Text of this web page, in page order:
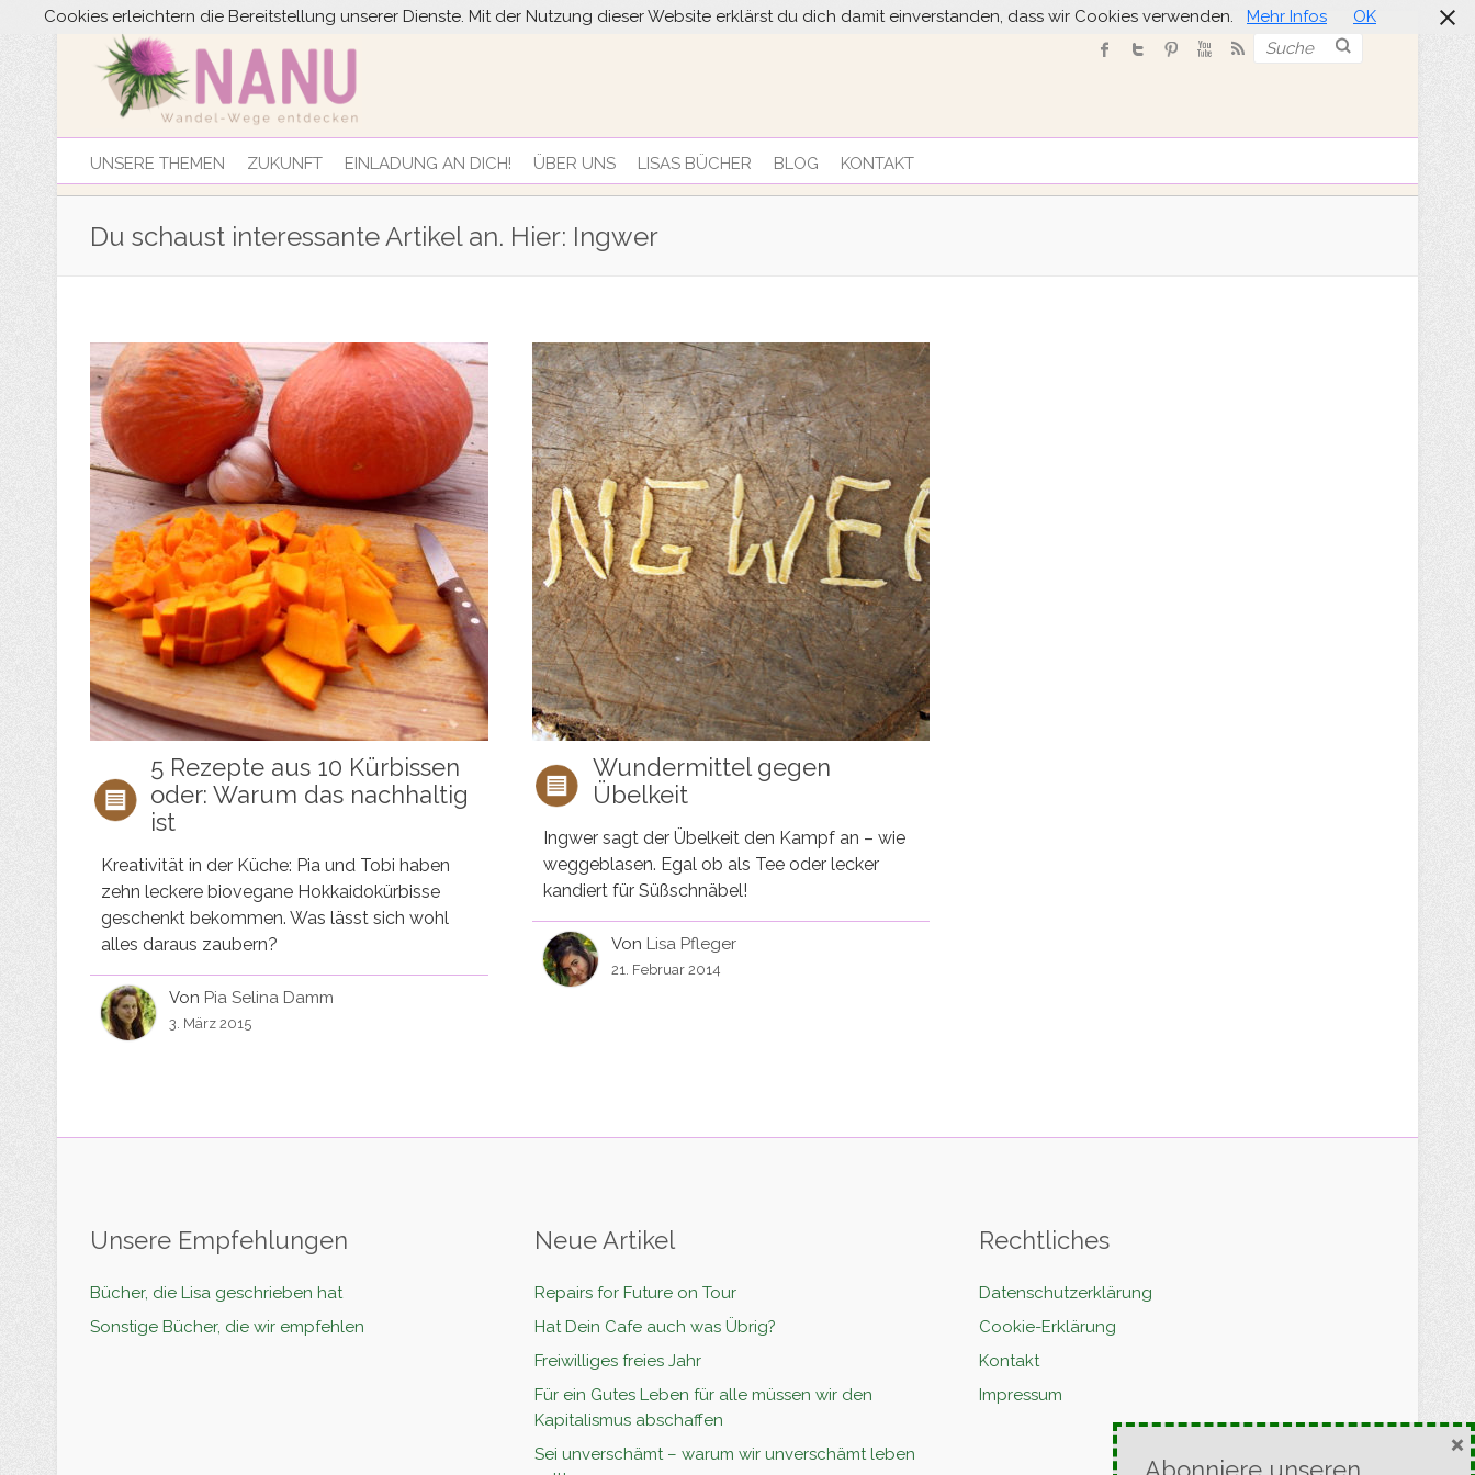
Suche
UNSERE THEMEN ZUKUNFT EINLADUNG AN DICH! ÜBER UNS LISAS BÜCHER BLOG KONTAKT
Du schaust interessante Artikel an. Hier: Ingwer
5 Rezepte aus 10 Kürbissen
oder: Warum das nachhaltig
ist
Kreativität in der Küche: Pia und Tobi haben
zehn leckere biovegane Hokkaidokürbisse
geschenkt bekommen. Was lässt sich wohl
alles daraus zaubern?
Von Pia Selina Damm
3. März 2015
Wundermittel gegen
Übelkeit
Ingwer sagt der Übelkeit den Kampf an – wie
weggeblasen. Egal ob als Tee oder lecker
kandiert für Süßschnäbel!
Von Lisa Pfleger
21. Februar 2014
Unsere Empfehlungen
Bücher, die Lisa geschrieben hat
Sonstige Bücher, die wir empfehlen
Neue Artikel
Repairs for Future on Tour
Hat Dein Cafe auch was Übrig?
Freiwilliges freies Jahr
Für ein Gutes Leben für alle müssen wir den
Kapitalismus abschaffen
Sei unverschämt – warum wir unverschämt leben
Rechtliches
Datenschutzerklärung
Cookie-Erklärung
Kontakt
Impressum
Cookies erleichtern die Bereitstellung unserer Dienste. Mit der Nutzung dieser Website erklärst du dich damit einverstanden, dass wir Cookies verwenden. Mehr Infos OK
×